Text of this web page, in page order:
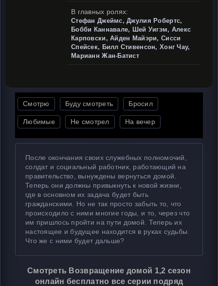
В главных ролях:
Стефан Джеймс, Джулия Робертс,
Бобби Каннавале, Шей Уигэм, Алекс
Карповски, Айден Майэри, Сисси
Спейсек, Билл Стивенсон, Хонг Чау,
Марианн Жан-Батист
Смотрю Буду смотреть Бросил
Любимые Не смотрел На вечер
После окончания своих служебных полномочий,
солдат и социальный работник, работающий на
правительство, вынуждены вернуться домой.
Теперь они должны привыкнуть к новой жизни,
где в основном их задача будет быть
гражданскими. Но не так просто забыть то, что
происходило с ними многие годы, и то, через что
им пришлось пройти на пути домой. Теперь их
настоящее и будущее находится в руках судьбы.
Что же с ними будет дальше?
Смотреть Возвращение домой 1,2 сезон
онлайн бесплатно все серии подряд